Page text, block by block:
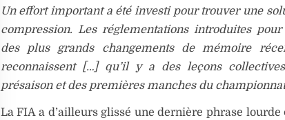
Un effort important a été investi pour trouver une
compression. Les réglementations introduites
des plus grands changements de mémoire
reconnaissent […] qu’il y a des leçons
présaison et des premières manches du
La FIA a d’ailleurs glissé une dernière phrase lourde